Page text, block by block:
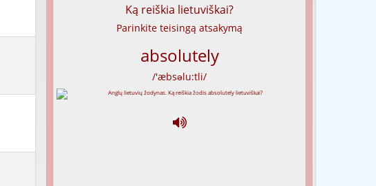
Ką reiškia lietuviškai?
Parinkite teisingą atsakymą
absolutely
/'æbsəlu:tli/